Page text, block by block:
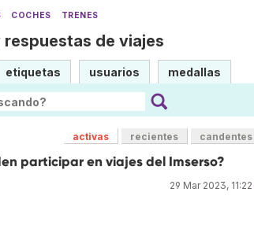
COCHES TRENES
respuestas de viajes
etiquetas usuarios medallas
activas recientes candentes
participar en viajes del Imserso?
29 Mar 2023, 11:22